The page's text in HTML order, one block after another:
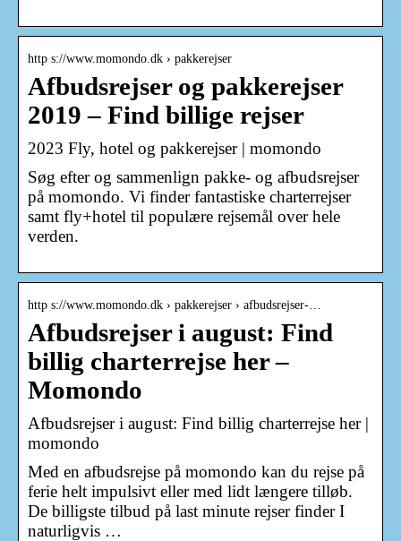
http s://www.momondo.dk › pakkerejser
Afbudsrejser og pakkerejser
2019 – Find billige rejser
2023 Fly, hotel og pakkerejser | momondo
Søg efter og sammenlign pakke- og afbudsrejser
på momondo. Vi finder fantastiske charterrejser
samt fly+hotel til populære rejsemål over hele
verden.
http s://www.momondo.dk › pakkerejser › afbudsrejser-…
Afbudsrejser i august: Find
billig charterrejse her –
Momondo
Afbudsrejser i august: Find billig charterrejse her |
momondo
Med en afbudsrejse på momondo kan du rejse på
ferie helt impulsivt eller med lidt længere tilløb.
De billigste tilbud på last minute rejser finder I
naturligvis …